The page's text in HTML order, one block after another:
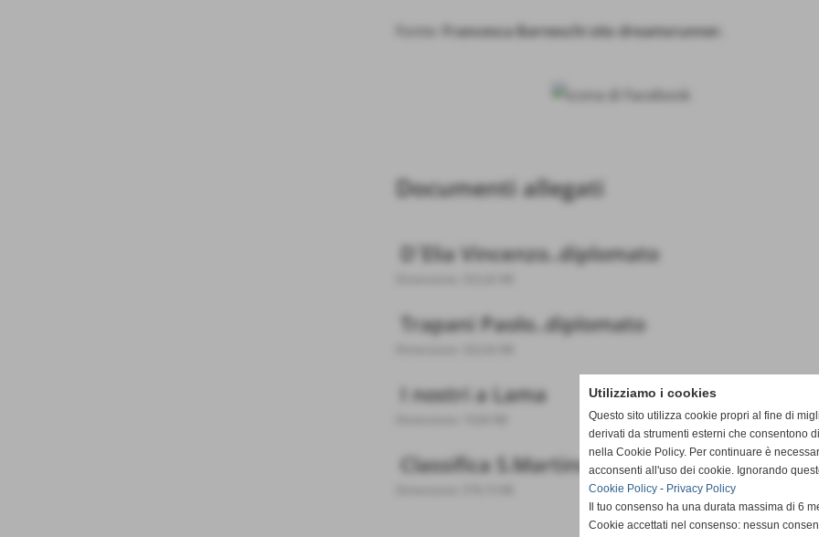
Fonte: Francesca Barneschi sito dreamsrunner.
Documenti allegati
D´Elia Vincenzo..diplomato
Trapani Paolo..diplomato
I nostri a Lama
Classifica S.Martino Sopr´Arno
Utilizziamo i cookies
Questo sito utilizza cookie propri al fine di
derivati da strumenti esterni che consentono
nella Cookie Policy. Per continuare è
acconsenti all'uso dei cookie. Ignorando
Cookie Policy - Privacy Policy
Il tuo consenso ha una durata massima di 6
Cookie accettati nel consenso: nessun